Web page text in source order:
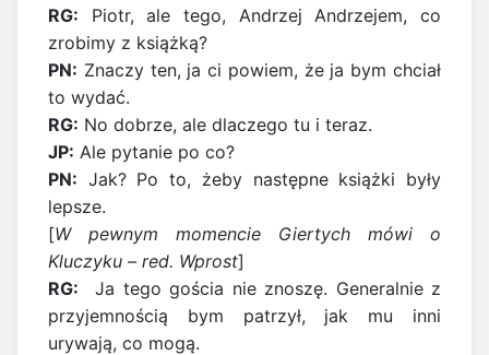
RG: Piotr, ale tego, Andrzej Andrzejem, co
zrobimy z książką?
PN: Znaczy ten, ja ci powiem, że ja bym chciał
to wydać.
RG: No dobrze, ale dlaczego tu i teraz.
JP: Ale pytanie po co?
PN: Jak? Po to, żeby następne książki były
lepsze.
[W pewnym momencie Giertych mówi o
Kluczyku – red. Wprost]
RG: Ja tego gościa nie znoszę. Generalnie z
przyjemnością bym patrzył, jak mu inni
urywają, co mogą.